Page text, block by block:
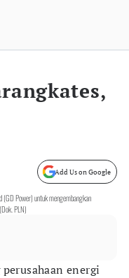
Add Us on Google
(GD Power) untuk mengembangkan
PLN)
energi